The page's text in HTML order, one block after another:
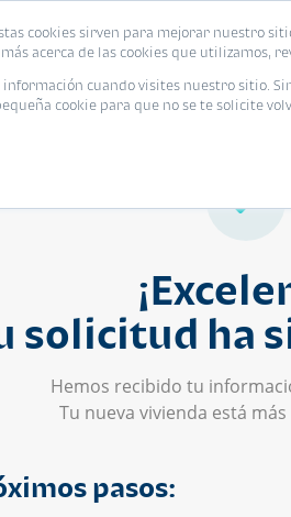
cookies sirven para mejorar nuestro
acerca de las cookies que utilizamos,
cuando visites nuestro sitio.
cookie para que no se te solicite
Eventos
solicitud ha
Hemos recibido tu
Tu nueva vivienda está
pasos: